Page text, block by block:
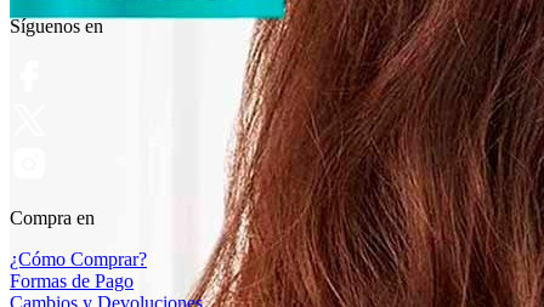
Síguenos en
Compra en
¿Cómo Comprar?
Formas de Pago